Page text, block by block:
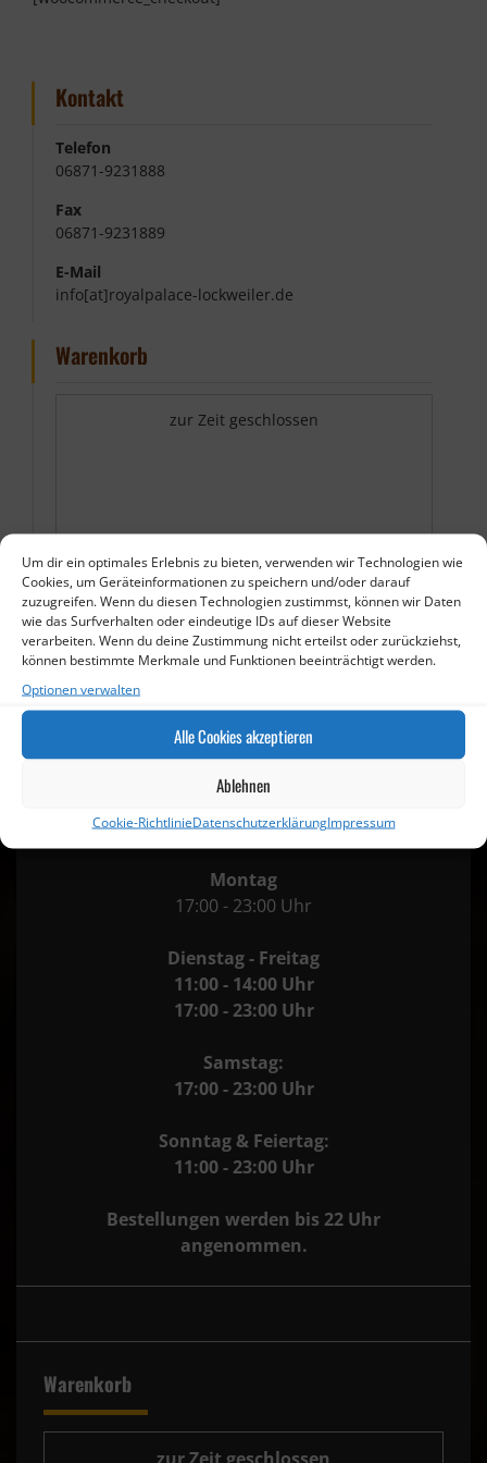
Um dir ein optimales Erlebnis zu bieten, verwenden wir Technologien wie
Cookies, um Geräteinformationen zu speichern und/oder darauf
zuzugreifen. Wenn du diesen Technologien zustimmst, können wir Daten
wie das Surfverhalten oder eindeutige IDs auf dieser Website
verarbeiten. Wenn du deine Zustimmung nicht erteilst oder zurückziehst,
können bestimmte Merkmale und Funktionen beeinträchtigt werden.
Optionen verwalten
Alle Cookies akzeptieren
Ablehnen
Cookie-RichtlinieDatenschutzerklärungImpressum
Kontakt
Telefon
06871-9231888
Fax
06871-9231889
E-Mail
info[at]royalpalace-lockweiler.de
Warenkorb
zur Zeit geschlossen
Öffnungszeiten
Montag
17:00 - 23:00 Uhr
Dienstag - Freitag
11:00 - 14:00 Uhr
17:00 - 23:00 Uhr
Samstag:
17:00 - 23:00 Uhr
Sonntag & Feiertag:
11:00 - 23:00 Uhr
Bestellungen werden bis 22 Uhr
angenommen.
Warenkorb